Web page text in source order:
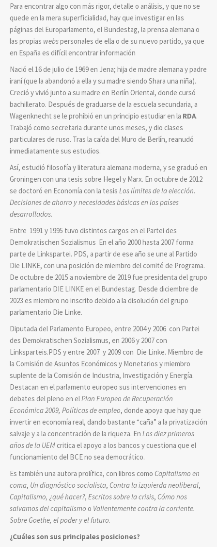
Para encontrar algo con más rigor, detalle o análisis, y que no se
quede en la mera superficialidad, hay que investigar en las
páginas del Europarlamento, el Bundestag, la prensa alemana o
las propias webspersonales de ella o de su nuevo partido, ya que
en España es difícil encontrar información
Nació el 16 de julio de 1969 en Jena; hija de madre alemana y padre
iraní (que la abandonó a ella y su madre siendo Shara una niña).
Creció y vivió junto a su madre en Berlín Oriental, donde cursó
bachillerato. Después de graduarse de la escuela secundaria, a
Wagenknecht se le prohibió en un principio estudiar en la RDA.
Trabajó como secretaria durante unos meses, y dio clases
particulares de ruso. Tras la caída del Muro de Berlín, reanudó
inmediatamente sus estudios.
Así, estudió filosofía y literatura alemana moderna, y se graduó en
Groningen con una tesis sobre Hegel y Marx. En octubre de 2012
se doctoró en Economía con la tesis Los límites de la elección.
Decisiones de ahorro y necesidades básicas en los países
desarrollados.
Entre 1991 y 1995 tuvo distintos cargos en el Partei des
Demokratischen Sozialismus En el año 2000 hasta 2007 forma
parte de Linkspartei. PDS, a partir de ese año se une al Partido
Die LINKE, con una posición de miembro del comité de Programa.
De octubre de 2015 a noviembre de 2019 fue presidenta del grupo
parlamentario DIE LINKE en el Bundestag. Desde diciembre de
2023 es miembro no inscrito debido a la disolución del grupo
parlamentario Die Linke.
Diputada del Parlamento Europeo, entre 2004 y 2006 con Partei
des Demokratischen Sozialismus, en 2006 y 2007 con
Linksparteis.PDS y entre 2007 y 2009 con Die Linke. Miembro de
la Comisión de Asuntos Económicos y Monetarios y miembro
suplente de la Comisión de Industria, Investigación y Energía.
Destacan en el parlamento europeo sus intervenciones en
debates del pleno en elPlan Europeo de Recuperación
Económica 2009, Políticas de empleo, donde apoya que hay que
invertir en economía real, dando bastante “caña” a la privatización
salvaje y a la concentración de la riqueza. En Los diez primeros
años de la UEMcritica el apoyo a los bancos y cuestiona que el
funcionamiento del BCE no sea democrático.
Es también una autora prolífica, con libros como Capitalismo en
coma, Un diagnóstico socialista, Contra la izquierda neoliberal,
Capitalismo, ¿qué hacer?, Escritos sobre la crisis, Cómo nos
salvamos del capitalismo o Valientemente contra la corriente.
Sobre Goethe, el poder y el futuro.
¿Cuáles son sus principales posiciones?